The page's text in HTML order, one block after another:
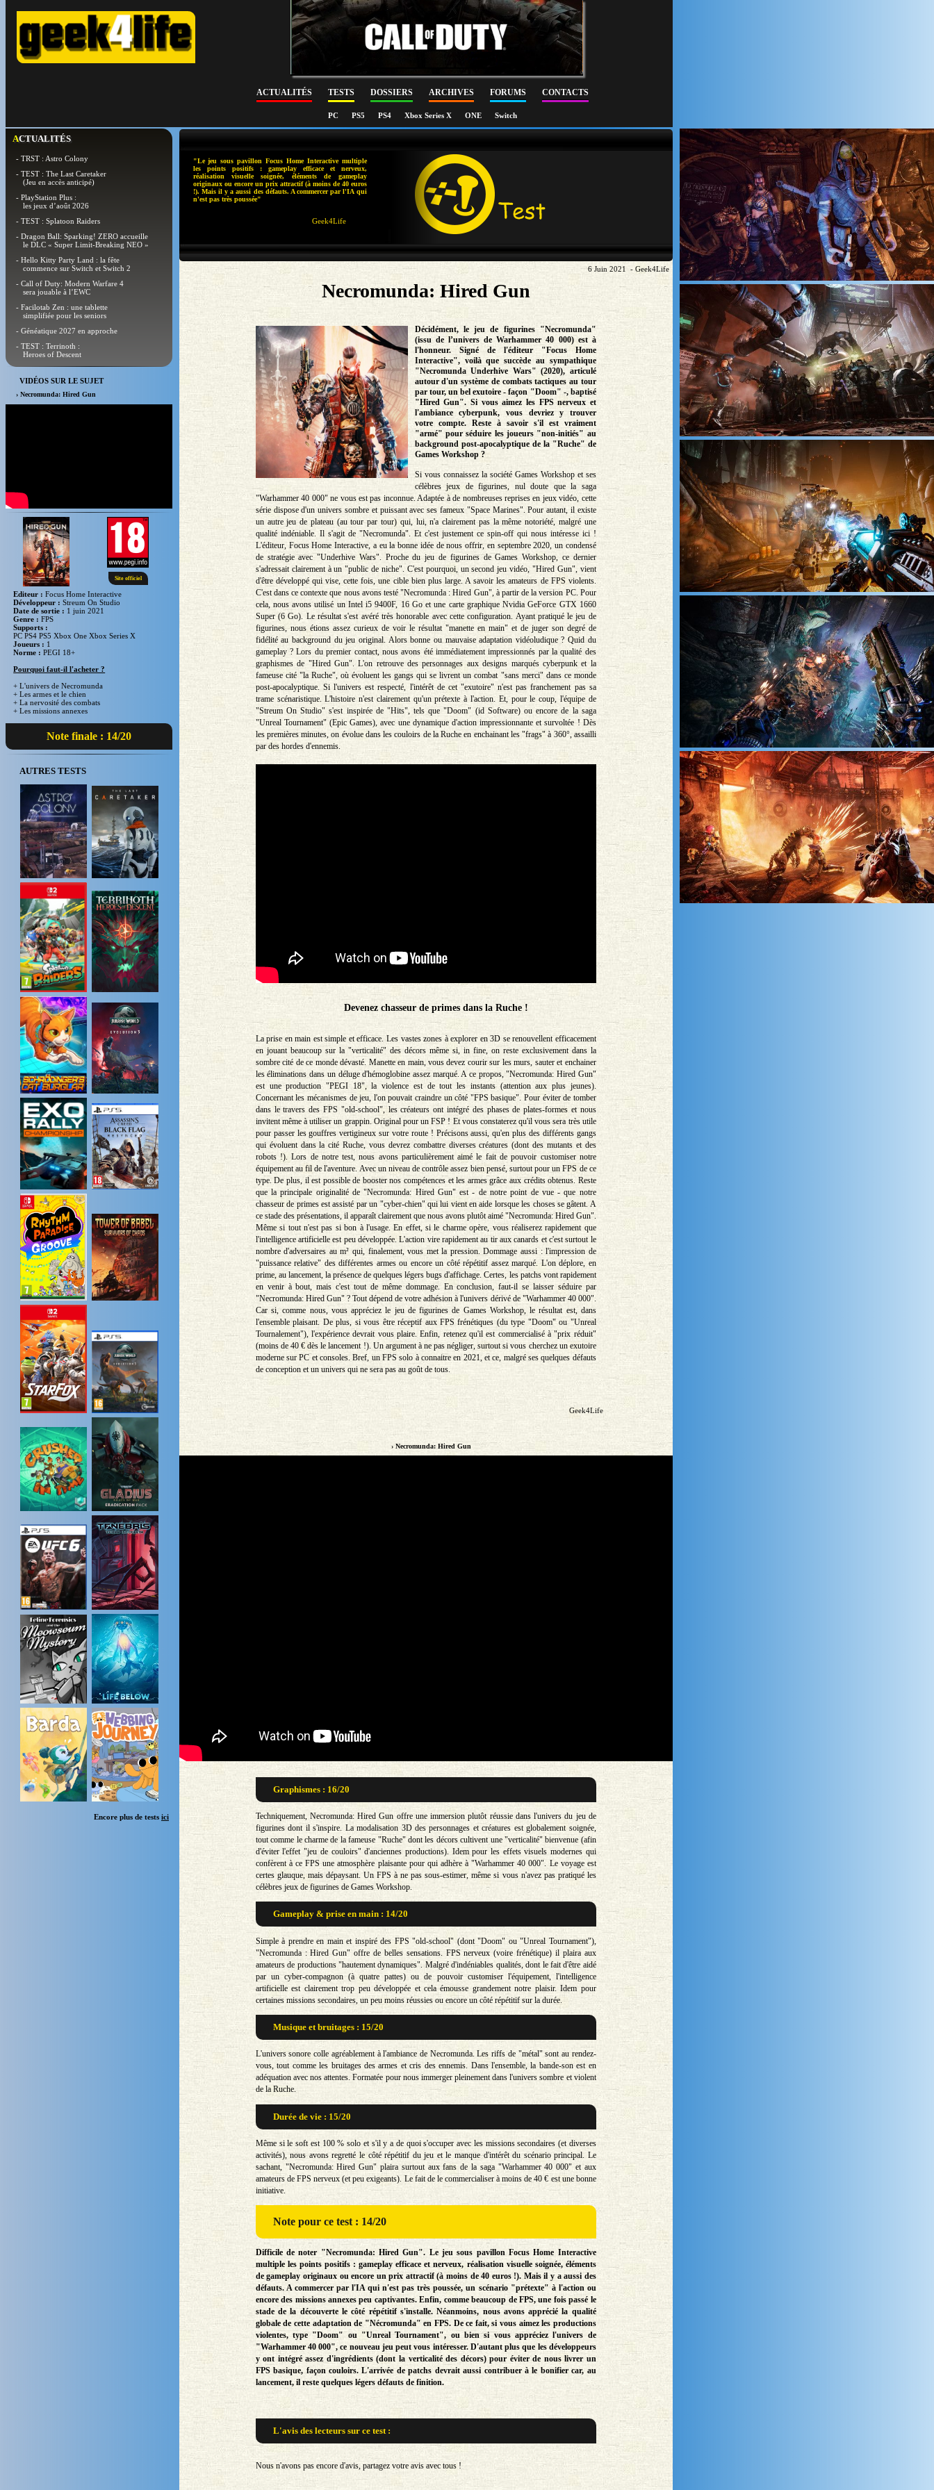
ACTUALITÉS TESTS DOSSIERS ARCHIVES FORUMS CONTACTS
PC PS5 PS4 Xbox Series X ONE Switch
ACTUALITÉS
- TRST : Astro Colony
- TEST : The Last Caretaker
(Jeu en accès anticipé)
- PlayStation Plus :
les jeux d’août 2026
- TEST : Splatoon Raiders
- Dragon Ball: Sparking! ZERO accueille
le DLC « Super Limit-Breaking NEO »
- Hello Kitty Party Land : la fête
commence sur Switch et Switch 2
- Call of Duty: Modern Warfare 4
sera jouable à l’EWC
- Facilotab Zen : une tablette
simplifiée pour les seniors
- Généatique 2027 en approche
- TEST : Terrinoth :
Heroes of Descent
VIDÉOS SUR LE SUJET
› Necromunda: Hired Gun
Site officiel
Editeur :Focus Home Interactive
Développeur :Streum On Studio
Date de sortie : 1 juin 2021
Genre :FPS
Supports :
PC PS4 PS5 Xbox One Xbox Series X
Joueurs : 1
Norme :PEGI 18+
Pourquoi faut-il l'acheter ?
+ L'univers de Necromunda
+ Les armes et le chien
+ La nervosité des combats
+ Les missions annexes
Note finale : 14/20
AUTRES TESTS
Encore plus de tests ici
"Le jeu sous pavillon Focus Home Interactive multiple
les points positifs : gameplay efficace et nerveux,
réalisation visuelle soignée, éléments de gameplay
originaux ou encore un prix attractif (à moins de 40 euros
!). Mais il y a aussi des défauts. A commercer par l'IA qui
n'est pas très poussée"
Geek4Life
6 Juin 2021 - Geek4Life
Necromunda: Hired Gun
Décidément, le jeu de figurines "Necromunda"
(issu de l’univers de Warhammer 40 000) est à
l'honneur. Signé de l'éditeur "Focus Home
Interactive", voilà que succède au sympathique
"Necromunda Underhive Wars" (2020), articulé
autour d'un système de combats tactiques au tour
par tour, un bel exutoire - façon "Doom" -, baptisé
"Hired Gun". Si vous aimez les FPS nerveux et
l'ambiance cyberpunk, vous devriez y trouver
votre compte. Reste à savoir s'il est vraiment
"armé" pour séduire les joueurs "non-initiés" au
background post-apocalyptique de la "Ruche" de
Games Workshop ?
Si vous connaissez la société Games Workshop et ses
célèbres jeux de figurines, nul doute que la saga
"Warhammer 40 000" ne vous est pas inconnue. Adaptée à de nombreuses reprises en jeux vidéo, cette
série dispose d'un univers sombre et puissant avec ses fameux "Space Marines". Pour autant, il existe
un autre jeu de plateau (au tour par tour) qui, lui, n'a clairement pas la même notoriété, malgré une
qualité indéniable. Il s'agit de "Necromunda". Et c'est justement ce spin-off qui nous intéresse ici !
L'éditeur, Focus Home Interactive, a eu la bonne idée de nous offrir, en septembre 2020, un condensé
de stratégie avec "Underhive Wars". Proche du jeu de figurines de Games Workshop, ce dernier
s'adressait clairement à un "public de niche". C'est pourquoi, un second jeu vidéo, "Hired Gun", vient
d'être développé qui vise, cette fois, une cible bien plus large. A savoir les amateurs de FPS violents.
C'est dans ce contexte que nous avons testé "Necromunda : Hired Gun", à partir de la version PC. Pour
cela, nous avons utilisé un Intel i5 9400F, 16 Go et une carte graphique Nvidia GeForce GTX 1660
Super (6 Go). Le résultat s'est avéré très honorable avec cette configuration. Ayant pratiqué le jeu de
figurines, nous étions assez curieux de voir le résultat "manette en main" et de juger son degré de
fidélité au background du jeu original. Alors bonne ou mauvaise adaptation vidéoludique ? Quid du
gameplay ? Lors du premier contact, nous avons été immédiatement impressionnés par la qualité des
graphismes de "Hired Gun". L'on retrouve des personnages aux designs marqués cyberpunk et la
fameuse cité "la Ruche", où évoluent les gangs qui se livrent un combat "sans merci" dans ce monde
post-apocalyptique. Si l'univers est respecté, l'intérêt de cet "exutoire" n'est pas franchement pas sa
trame scénaristique. L'histoire n'est clairement qu'un prétexte à l'action. Et, pour le coup, l'équipe de
"Streum On Studio" s'est inspirée de "Hits", tels que "Doom" (id Software) ou encore de la saga
"Unreal Tournament" (Epic Games), avec une dynamique d'action impressionnante et survoltée ! Dès
les premières minutes, on évolue dans les couloirs de la Ruche en enchainant les "frags" à 360°, assailli
par des hordes d'ennemis.
Devenez chasseur de primes dans la Ruche !
La prise en main est simple et efficace. Les vastes zones à explorer en 3D se renouvellent efficacement
en jouant beaucoup sur la "verticalité" des décors même si, in fine, on reste exclusivement dans la
sombre cité de ce monde dévasté. Manette en main, vous devez courir sur les murs, sauter et enchainer
les éliminations dans un déluge d'hémoglobine assez marqué. A ce propos, "Necromunda: Hired Gun"
est une production "PEGI 18", la violence est de tout les instants (attention aux plus jeunes).
Concernant les mécanismes de jeu, l'on pouvait craindre un côté "FPS basique". Pour éviter de tomber
dans le travers des FPS "old-school", les créateurs ont intégré des phases de plates-formes et nous
invitent même à utiliser un grappin. Original pour un FSP ! Et vous constaterez qu'il vous sera très utile
pour passer les gouffres vertigineux sur votre route ! Précisons aussi, qu'en plus des différents gangs
qui évoluent dans la cité Ruche, vous devrez combattre diverses créatures (dont des mutants et des
robots !). Lors de notre test, nous avons particulièrement aimé le fait de pouvoir customiser notre
équipement au fil de l'aventure. Avec un niveau de contrôle assez bien pensé, surtout pour un FPS de ce
type. De plus, il est possible de booster nos compétences et les armes grâce aux crédits obtenus. Reste
que la principale originalité de "Necromunda: Hired Gun" est - de notre point de vue - que notre
chasseur de primes est assisté par un "cyber-chien" qui lui vient en aide lorsque les choses se gâtent. A
ce stade des présentations, il apparaît clairement que nous avons plutôt aimé "Necromunda: Hired Gun".
Même si tout n'est pas si bon à l'usage. En effet, si le charme opère, vous réaliserez rapidement que
l'intelligence artificielle est peu développée. L'action vire rapidement au tir aux canards et c'est surtout le
nombre d'adversaires au m² qui, finalement, vous met la pression. Dommage aussi : l'impression de
"puissance relative" des différentes armes ou encore un côté répétitif assez marqué. L'on déplore, en
prime, au lancement, la présence de quelques légers bugs d'affichage. Certes, les patchs vont rapidement
en venir à bout, mais c'est tout de même dommage. En conclusion, faut-il se laisser séduire par
"Necromunda: Hired Gun" ? Tout dépend de votre adhésion à l'univers dérivé de "Warhammer 40 000".
Car si, comme nous, vous appréciez le jeu de figurines de Games Workshop, le résultat est, dans
l'ensemble plaisant. De plus, si vous être réceptif aux FPS frénétiques (du type "Doom" ou "Unreal
Tournalement"), l'expérience devrait vous plaire. Enfin, retenez qu'il est commercialisé à "prix réduit"
(moins de 40 € dès le lancement !). Un argument à ne pas négliger, surtout si vous cherchez un exutoire
moderne sur PC et consoles. Bref, un FPS solo à connaitre en 2021, et ce, malgré ses quelques défauts
de conception et un univers qui ne sera pas au goût de tous.
Geek4Life
› Necromunda: Hired Gun
Graphismes : 16/20
Techniquement, Necromunda: Hired Gun offre une immersion plutôt réussie dans l'univers du jeu de
figurines dont il s'inspire. La modalisation 3D des personnages et créatures est globalement soignée,
tout comme le charme de la fameuse "Ruche" dont les décors cultivent une "verticalité" bienvenue (afin
d'éviter l'effet "jeu de couloirs" d'anciennes productions). Idem pour les effets visuels modernes qui
confèrent à ce FPS une atmosphère plaisante pour qui adhère à "Warhammer 40 000". Le voyage est
certes glauque, mais dépaysant. Un FPS à ne pas sous-estimer, même si vous n'avez pas pratiqué les
célèbres jeux de figurines de Games Workshop.
Gameplay & prise en main : 14/20
Simple à prendre en main et inspiré des FPS "old-school" (dont "Doom" ou "Unreal Tournament"),
"Necromunda : Hired Gun" offre de belles sensations. FPS nerveux (voire frénétique) il plaira aux
amateurs de productions "hautement dynamiques". Malgré d'indéniables qualités, dont le fait d'être aidé
par un cyber-compagnon (à quatre pattes) ou de pouvoir customiser l'équipement, l'intelligence
artificielle est clairement trop peu développée et cela émousse grandement notre plaisir. Idem pour
certaines missions secondaires, un peu moins réussies ou encore un côté répétitif sur la durée.
Musique et bruitages : 15/20
L'univers sonore colle agréablement à l'ambiance de Necromunda. Les riffs de "métal" sont au rendez-
vous, tout comme les bruitages des armes et cris des ennemis. Dans l'ensemble, la bande-son est en
adéquation avec nos attentes. Formatée pour nous immerger pleinement dans l'univers sombre et violent
de la Ruche.
Durée de vie : 15/20
Même si le soft est 100 % solo et s'il y a de quoi s'occuper avec les missions secondaires (et diverses
activités), nous avons regretté le côté répétitif du jeu et le manque d'intérêt du scénario principal. Le
sachant, "Necromunda: Hired Gun" plaira surtout aux fans de la saga "Warhammer 40 000" et aux
amateurs de FPS nerveux (et peu exigeants). Le fait de le commercialiser à moins de 40 € est une bonne
initiative.
Note pour ce test : 14/20
Difficile de noter "Necromunda: Hired Gun". Le jeu sous pavillon Focus Home Interactive
multiple les points positifs : gameplay efficace et nerveux, réalisation visuelle soignée, éléments
de gameplay originaux ou encore un prix attractif (à moins de 40 euros !). Mais il y a aussi des
défauts. A commercer par l'IA qui n'est pas très poussée, un scénario "prétexte" à l'action ou
encore des missions annexes peu captivantes. Enfin, comme beaucoup de FPS, une fois passé le
stade de la découverte le côté répétitif s'installe. Néanmoins, nous avons apprécié la qualité
globale de cette adaptation de "Nécromunda" en FPS. De ce fait, si vous aimez les productions
violentes, type "Doom" ou "Unreal Tournament", ou bien si vous appréciez l'univers de
"Warhammer 40 000", ce nouveau jeu peut vous intéresser. D'autant plus que les développeurs
y ont intégré assez d'ingrédients (dont la verticalité des décors) pour éviter de nous livrer un
FPS basique, façon couloirs. L'arrivée de patchs devrait aussi contribuer à le bonifier car, au
lancement, il reste quelques légers défauts de finition.
L'avis des lecteurs sur ce test :
Nous n'avons pas encore d'avis, partagez votre avis avec tous !